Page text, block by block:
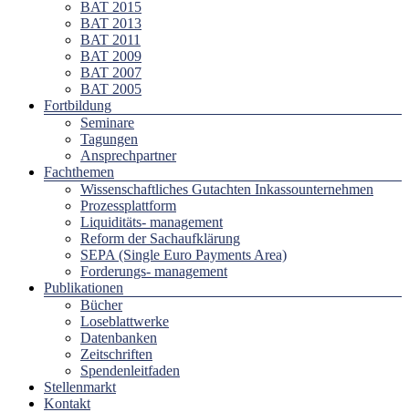
BAT 2015
BAT 2013
BAT 2011
BAT 2009
BAT 2007
BAT 2005
Fortbildung
Seminare
Tagungen
Ansprechpartner
Fachthemen
Wissenschaftliches Gutachten Inkassounternehmen
Prozessplattform
Liquiditäts- management
Reform der Sachaufklärung
SEPA (Single Euro Payments Area)
Forderungs- management
Publikationen
Bücher
Loseblattwerke
Datenbanken
Zeitschriften
Spendenleitfaden
Stellenmarkt
Kontakt